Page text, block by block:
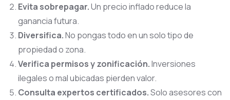
Evita sobrepagar.Un precio inflado reduce la
ganancia futura.
Diversifica.No pongas todo en un solo tipo de
propiedad o zona.
Verifica permisos y zonificación.Inversiones
ilegales o mal ubicadas pierden valor.
Consulta expertos certificados.Solo asesores con